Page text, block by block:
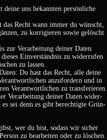
uns bekann­ten per­sön­li­che
Recht wann immer du wünscht,
zu kor­ri­gie­ren sowie gelöscht
zur Ver­ar­bei­tung dei­ner Daten
Ein­ver­ständ­nis zu wider­ru­fen
zu las­sen.
Du hast das Recht, alle dei­ne
anzu­for­dern und in
Ver­ant­wort­li­chen zu trans­fe­rie­ren.
Ver­ar­bei­tung dei­ner Daten wider­
es sei denn es gibt berech­tig­te Grün­
wer du bist, sodass wir sicher
zu bear­bei­ten oder zu löschen.